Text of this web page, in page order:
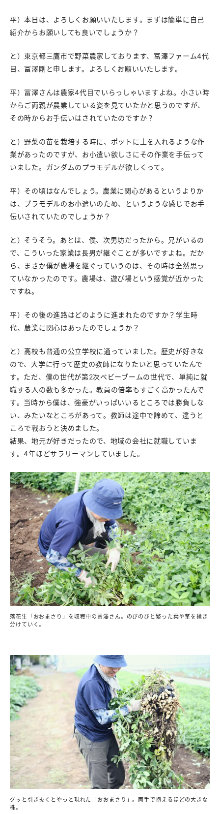
平）本日は、よろしくお願いいたします。まずは簡単に自己
紹介からお願いしても良いでしょうか？
と）東京都三鷹市で野菜農家しております、冨澤ファーム4代
目、冨澤剛と申します。よろしくお願いいたします。
平）冨澤さんは農家4代目でいらっしゃいますよね。小さい時
からご両親が農業している姿を見ていたかと思うのですが、
その時からお手伝いはされていたのですか？
と）野菜の苗を栽培する時に、ポットに土を入れるような作
業があったのですが、お小遣い欲しさにその作業を手伝って
いました。ガンダムのプラモデルが欲しくって。
平）その頃はなんでしょう。農業に関心があるというよりか
は、プラモデルのお小遣いのため、というような感じでお手
伝いされていたのでしょうか？
と）そうそう。あとは、僕、次男坊だったから。兄がいるの
で、こういった家業は長男が継ぐことが多いですよね。だか
ら、まさか僕が農場を継ぐっていうのは、その時は全然思っ
ていなかったのです。農場は、遊び場という感覚が近かった
ですね。
平）その後の進路はどのように進まれたのですか？学生時
代、農業に関心はあったのでしょうか？
と）高校も普通の公立学校に通っていました。歴史が好きな
ので、大学に行って歴史の教師になりたいと思っていたんで
す。ただ、僕の世代が第2次ベビーブームの世代で、単純に就
職する人の数も多かった。教員の倍率もすごく高かったんで
す。当時から僕は、強豪がいっぱいいるところでは勝負しな
い、みたいなところがあって。教師は途中で諦めて、違うと
ころで戦おうと決めました。
結果、地元が好きだったので、地域の会社に就職していま
す。4年ほどサラリーマンしていました。
落花生「おおまさり」を収穫中の冨澤さん。のびのびと繁った葉や茎を掻き
分けていく。
グッと引き抜くとやっと現れた「おおまさり」。両手で抱えるほどの大きな
株。